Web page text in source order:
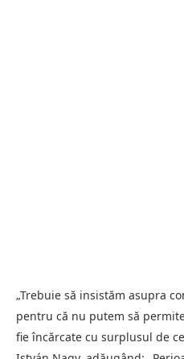
„Trebuie să insistăm asupra
pentru că nu putem să
fie încărcate cu surplusul de